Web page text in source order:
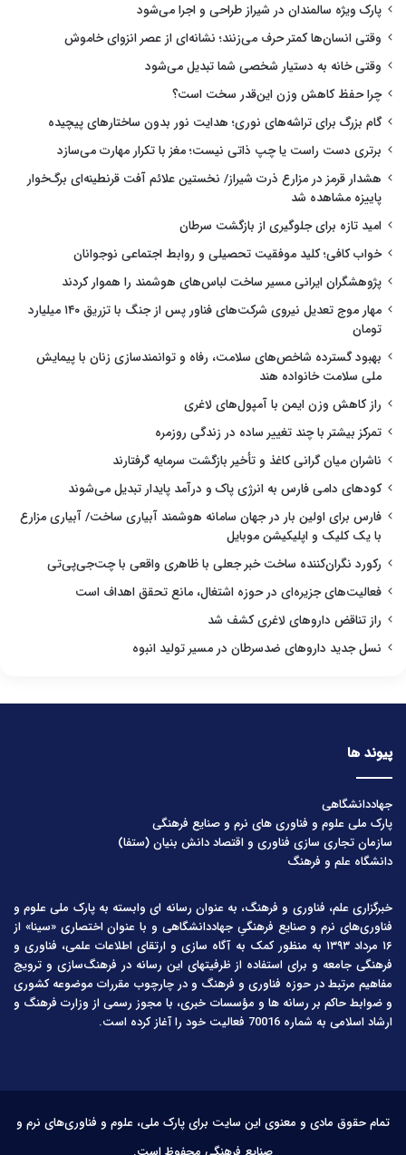
پارک ویژه سالمندان در شیراز طراحی و اجرا می‌شود
وقتی انسان‌ها کمتر حرف می‌زنند؛ نشانه‌ای از عصر انزوای خاموش
وقتی خانه به دستیار شخصی شما تبدیل می‌شود
چرا حفظ کاهش وزن این‌قدر سخت است؟
گام بزرگ برای تراشه‌های نوری؛ هدایت نور بدون ساختارهای پیچیده
برتری دست راست یا چپ ذاتی نیست؛ مغز با تکرار مهارت می‌سازد
هشدار قرمز در مزارع ذرت شیراز/ نخستین علائم آفت قرنطینه‌ای برگ‌خوار
پاییزه مشاهده شد
امید تازه برای جلوگیری از بازگشت سرطان
خواب کافی؛ کلید موفقیت تحصیلی و روابط اجتماعی نوجوانان
پژوهشگران ایرانی مسیر ساخت لباس‌های هوشمند را هموار کردند
مهار موج تعدیل نیروی شرکت‌های فناور پس از جنگ با تزریق ۱۴۰ میلیارد
تومان
بهبود گسترده شاخص‌های سلامت، رفاه و توانمندسازی زنان با پیمایش
ملی سلامت خانواده هند
راز کاهش وزن ایمن با آمپول‌های لاغری
تمرکز بیشتر با چند تغییر ساده در زندگی روزمره
ناشران میان گرانی کاغذ و تأخیر بازگشت سرمایه گرفتارند
کودهای دامی فارس به انرژی پاک و درآمد پایدار تبدیل می‌شوند
فارس برای اولین بار در جهان سامانه هوشمند آبیاری ساخت/ آبیاری مزارع
با یک کلیک و اپلیکیشن موبایل
رکورد نگران‌کننده ساخت خبر جعلی با ظاهری واقعی با چت‌جی‌پی‌تی
فعالیت‌های جزیره‌ای در حوزه اشتغال، مانع تحقق اهداف است
راز تناقض داروهای لاغری کشف شد
نسل جدید داروهای ضدسرطان در مسیر تولید انبوه
پیوند ها
جهاددانشگاهی
پارک ملی علوم و فناوری های نرم و صنایع فرهنگی
سازمان تجاری سازی فناوری و اقتصاد دانش بنیان (ستفا)
دانشگاه علم و فرهنگ
خبرگزاری علم، فناوری و فرهنگ، به عنوان رسانه ای وابسته به پارک ملی علوم و
فناوری‌های نرم و صنایع فرهنگیِ جهاددانشگاهی و با عنوان اختصاری «سینا» از
۱۶ مرداد ۱۳۹۳ به منظور کمک به آگاه سازی و ارتقای اطلاعات علمی، فناوری و
فرهنگی جامعه و برای استفاده از ظرفیتهای این رسانه در فرهنگ‌سازی و ترویج
مفاهیم مرتبط در حوزه فناوری و فرهنگ و در چارچوب مقررات موضوعه کشوری
و ضوابط حاکم بر رسانه ها و مؤسسات خبری، با مجوز رسمی از وزارت فرهنگ و
ارشاد اسلامی به شماره 70016 فعالیت خود را آغاز کرده است.
تمام حقوق مادی و معنوی این سایت برای پارک ملی، علوم و فناوری‌های نرم و